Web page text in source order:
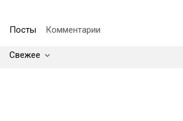
Посты Комментарии
Свежее